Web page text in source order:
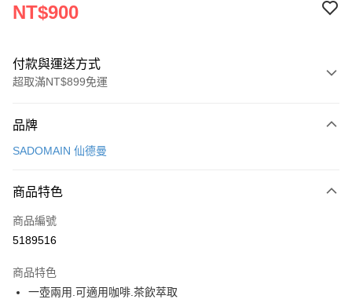
NT$900
付款與運送方式
超取滿NT$899免運
信用卡一次付款
Apple Pay
街口支付
Google Pay
品牌
SADOMAIN 仙德曼
商品特色
商品編號
5189516
商品特色
一壺兩用.可適用咖啡.茶飲萃取